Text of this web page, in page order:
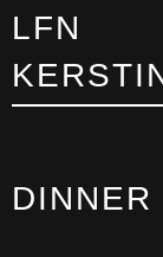
LFN